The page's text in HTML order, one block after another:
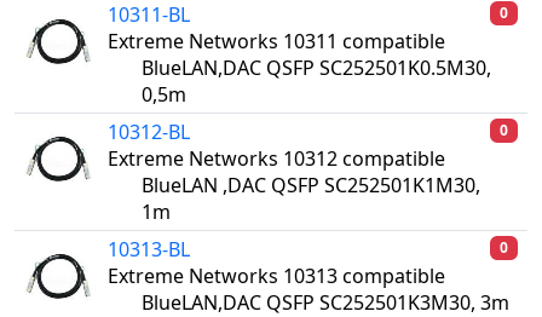
10311-BL
Extreme Networks 10311 compatible
BlueLAN,DAC QSFP SC252501K0.5M30,
0,5m
0
10312-BL
Extreme Networks 10312 compatible
BlueLAN ,DAC QSFP SC252501K1M30,
1m
0
10313-BL
Extreme Networks 10313 compatible
BlueLAN,DAC QSFP SC252501K3M30, 3m
0